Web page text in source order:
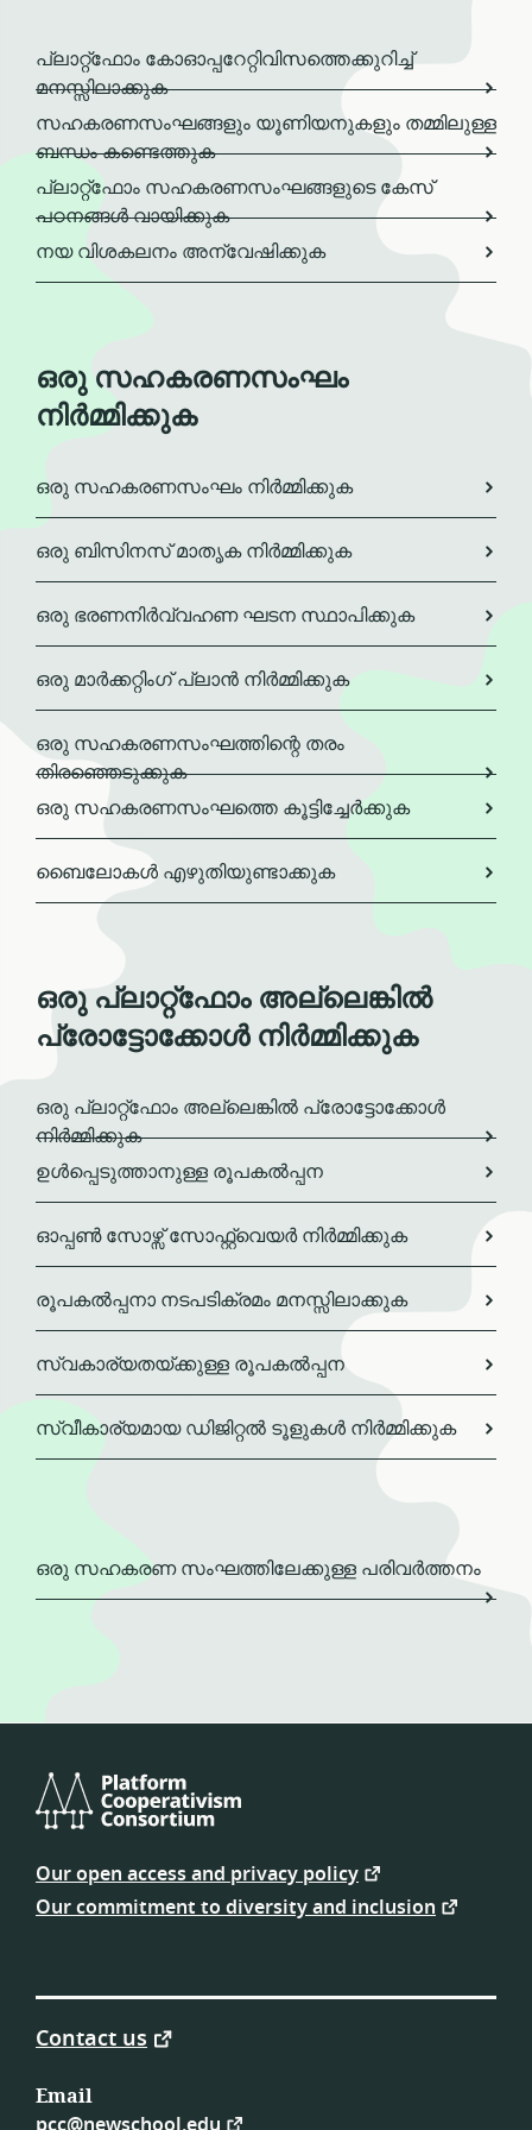
പ്ലാറ്റ്ഫോം കോഓപ്പറേറ്റിവിസത്തെക്കുറിച്ച്
മനസ്സിലാക്കുക
സഹകരണസംഘങ്ങളും യൂണിയനുകളും തമ്മിലുള്ള
ബന്ധം കണ്ടെത്തുക
പ്ലാറ്റ്ഫോം സഹകരണസംഘങ്ങളുടെ കേസ്
പഠനങ്ങൾ വായിക്കുക
നയ വിശകലനം അന്വേഷിക്കുക
ഒരു സഹകരണസംഘം
നിർമ്മിക്കുക
ഒരു സഹകരണസംഘം നിർമ്മിക്കുക
ഒരു ബിസിനസ് മാതൃക നിർമ്മിക്കുക
ഒരു ഭരണനിർവ്വഹണ ഘടന സ്ഥാപിക്കുക
ഒരു മാർ‌ക്കറ്റിംഗ് പ്ലാൻ നിർമ്മിക്കുക
ഒരു സഹകരണസംഘത്തിന്റെ തരം
തിരഞ്ഞെടുക്കുക
ഒരു സഹകരണസംഘത്തെ കൂട്ടിച്ചേർക്കുക
ബൈലോകൾ എഴുതിയുണ്ടാക്കുക
ഒരു പ്ലാറ്റ്ഫോം അല്ലെങ്കിൽ
പ്രോട്ടോക്കോൾ നിർമ്മിക്കുക
ഒരു പ്ലാറ്റ്ഫോം അല്ലെങ്കിൽ പ്രോട്ടോക്കോൾ
നിർമ്മിക്കുക
ഉൾപ്പെടുത്താനുള്ള രൂപകൽപ്പന
ഓപ്പൺ സോഴ്സ് സോഫ്റ്റ്വെയർ നിർമ്മിക്കുക
രൂപകൽപ്പനാ നടപടിക്രമം മനസ്സിലാക്കുക
സ്വകാര്യതയ്ക്കുള്ള രൂപകൽപ്പന
സ്വീകാര്യമായ ഡിജിറ്റൽ ടൂളുകൾ നിർമ്മിക്കുക
ഒരു സഹകരണ സംഘത്തിലേക്കുള്ള പരിവർത്തനം
Platform
Consortium
Our open access and privacy policy
Our commitment to diversity and inclusion
Contact us
Email